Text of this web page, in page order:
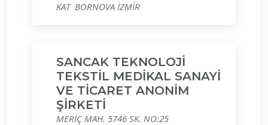
KAT BORNOVA İZMİR
SANCAK TEKNOLOJİ
TEKSTİL MEDİKAL SANAYİ
VE TİCARET ANONİM
ŞİRKETİ
MERİÇ MAH. 5746 SK. NO:25